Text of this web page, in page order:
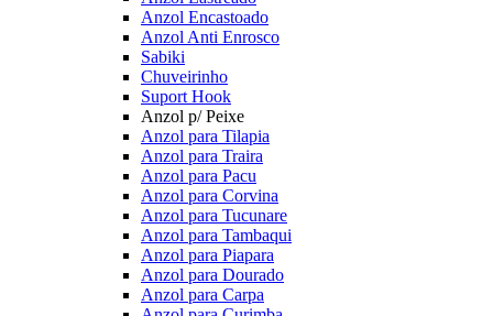
Anzol Encastoado
Anzol Anti Enrosco
Sabiki
Chuveirinho
Suport Hook
Anzol p/ Peixe
Anzol para Tilapia
Anzol para Traira
Anzol para Pacu
Anzol para Corvina
Anzol para Tucunare
Anzol para Tambaqui
Anzol para Piapara
Anzol para Dourado
Anzol para Carpa